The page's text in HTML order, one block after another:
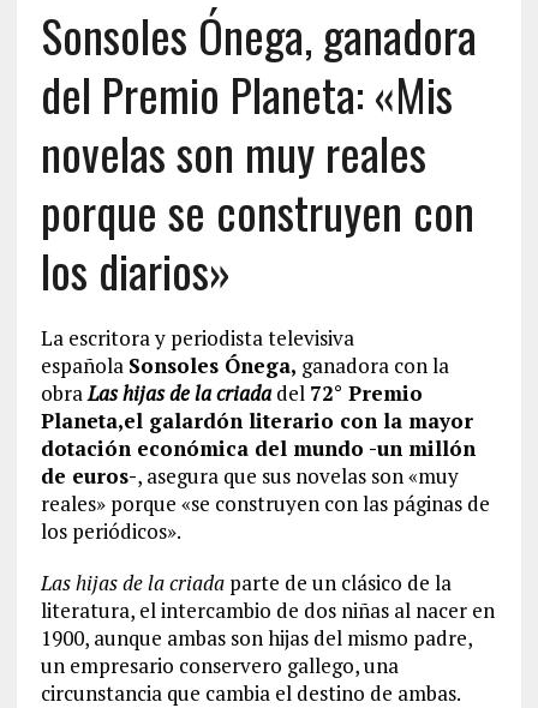
Sonsoles Ónega, ganadora
del Premio Planeta: «Mis
novelas son muy reales
porque se construyen con
los diarios»
La escritora y periodista televisiva
española Sonsoles Ónega, ganadora con la
obraLas hijas de la criadadel 72° Premio
Planeta,el galardón literario con la mayor
dotación económica del mundo -un millón
de euros-, asegura que sus novelas son «muy
reales» porque «se construyen con las páginas de
los periódicos».
Las hijas de la criadaparte de un clásico de la
literatura, el intercambio de dos niñas al nacer en
1900, aunque ambas son hijas del mismo padre,
un empresario conservero gallego, una
circunstancia que cambia el destino de ambas.